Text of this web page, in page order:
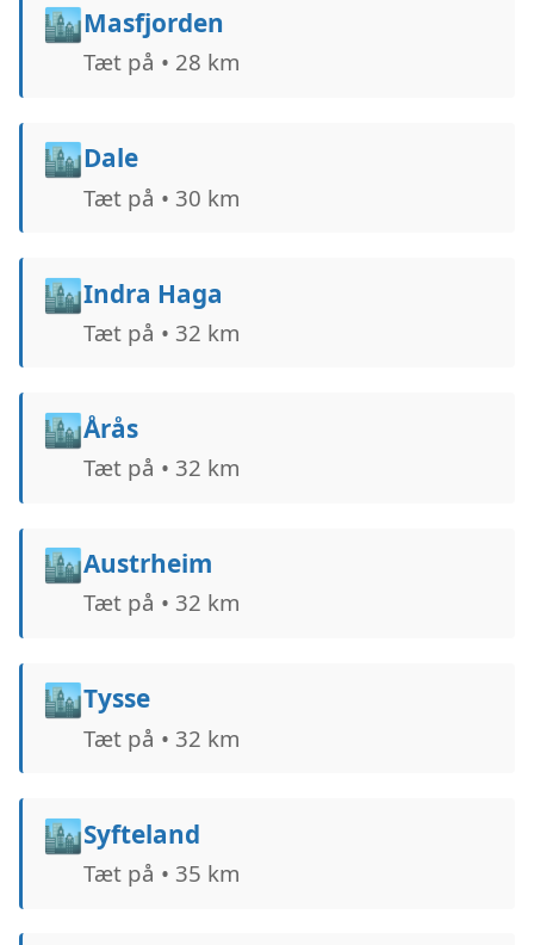
🏙️Masfjorden
Tæt på • 28 km
🏙️Dale
Tæt på • 30 km
🏙️Indra Haga
Tæt på • 32 km
🏙️Årås
Tæt på • 32 km
🏙️Austrheim
Tæt på • 32 km
🏙️Tysse
Tæt på • 32 km
🏙️Syfteland
Tæt på • 35 km